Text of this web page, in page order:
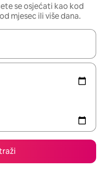
se osjećati kao kod
mjesec ili više dana.
ćete ih pregledati